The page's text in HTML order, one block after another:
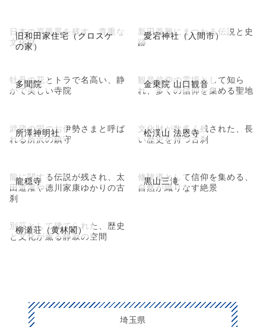
旧和田家住宅（クロスケ
の家）
日本の原風景を残す、貴重な
文化財
愛宕神社（入間市）
新田義興にまつわる伝説と史
跡
多聞院
牡丹の花とトラで名高い、静
かで美しい寺院
金乗院 山口観音
観音信仰の霊場として知ら
れ、多くの信仰を集める聖地
所澤神明社
武蔵の国のお伊勢さまと呼ば
れる所沢の鎮守
松渓山 法恩寺
文化財が数多く残された、長
い歴史を持つ古刹
龍穏寺
龍に関する伝説が残され、太
田道灌や徳川家康ゆかりの古
刹
黒山三滝
修験道として信仰を集める、
自然が織りなす絶景
柳瀬荘（黄林閣）
別荘として建てられた、歴史
と文化が薫る静寂の空間
埼玉県